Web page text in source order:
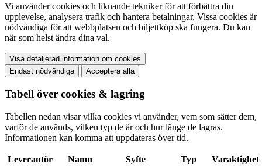
Vi använder cookies och liknande tekniker för att förbättra din
upplevelse, analysera trafik och hantera betalningar. Vissa cookies är
nödvändiga för att webbplatsen och biljettköp ska fungera. Du kan
när som helst ändra dina val.
Visa detaljerad information om cookies
Endast nödvändiga
Acceptera alla
Tabell över cookies & lagring
Tabellen nedan visar vilka cookies vi använder, vem som sätter dem,
varför de används, vilken typ de är och hur länge de lagras.
Informationen kan komma att uppdateras över tid.
Leverantör Namn Syfte Typ Varaktighet